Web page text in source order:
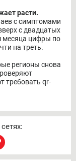
расти.
с симптомами
с двадцатых
месяца цифры по
на треть.
регионы снова
требовать qr-